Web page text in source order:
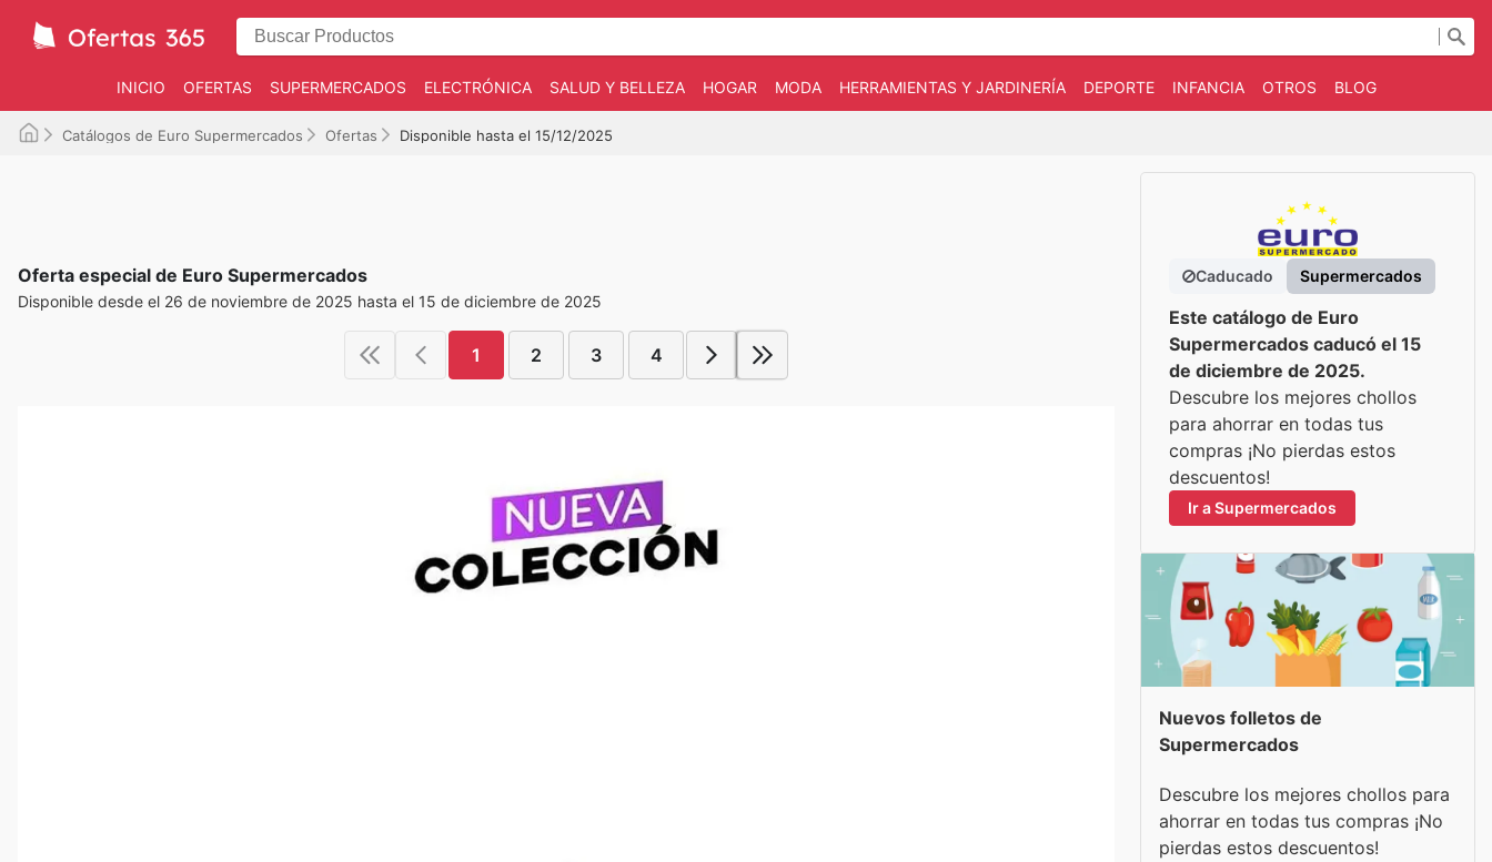
INICIO OFERTAS SUPERMERCADOS ELECTRÓNICA SALUD Y BELLEZA HOGAR MODA HERRAMIENTAS Y JARDINERÍA DEPORTE INFANCIA OTROS BLOG
Catálogos de Euro Supermercados Ofertas Disponible hasta el 15/12/2025
Oferta especial de Euro Supermercados
Disponible desde el 26 de noviembre de 2025 hasta el 15 de diciembre de 2025
1 2 3 4
Caducado Supermercados
Este catálogo de Euro
Supermercados caducó el 15
de diciembre de 2025.
Descubre los mejores chollos
para ahorrar en todas tus
compras ¡No pierdas estos
descuentos!
Ir a Supermercados
Nuevos folletos de
Supermercados
Descubre los mejores chollos para
ahorrar en todas tus compras ¡No
pierdas estos descuentos!